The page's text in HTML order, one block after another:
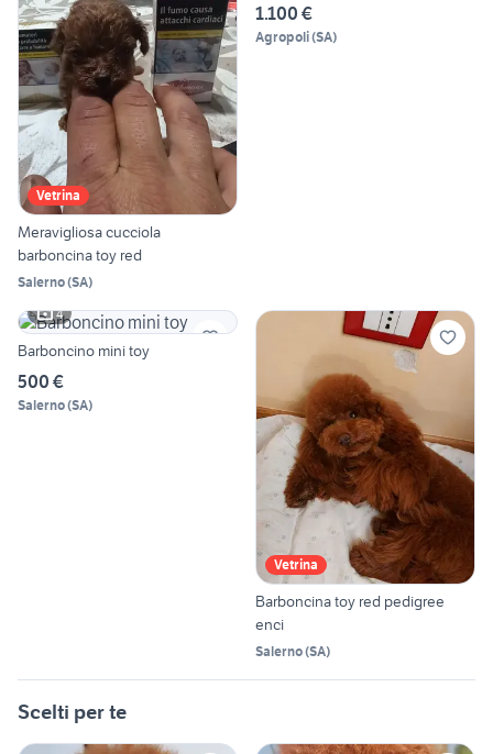
Vetrina
Meravigliosa cucciola
barboncina toy red
Salerno(SA)
1.100 €
Agropoli(SA)
4
Barboncino mini toy
500 €
Salerno(SA)
Vetrina
Barboncina toy red pedigree
enci
Salerno(SA)
Scelti per te